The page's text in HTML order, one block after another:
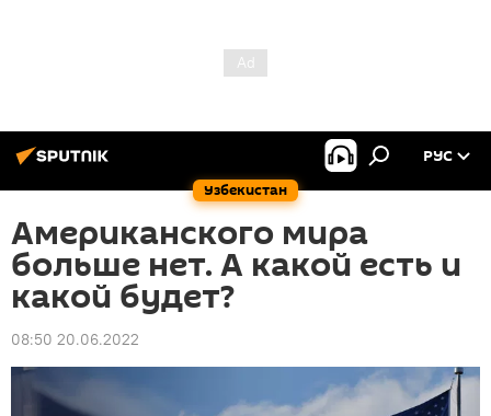
Узбекистан
РУС
Американского мира
больше нет. А какой есть и
какой будет?
08:50 20.06.2022